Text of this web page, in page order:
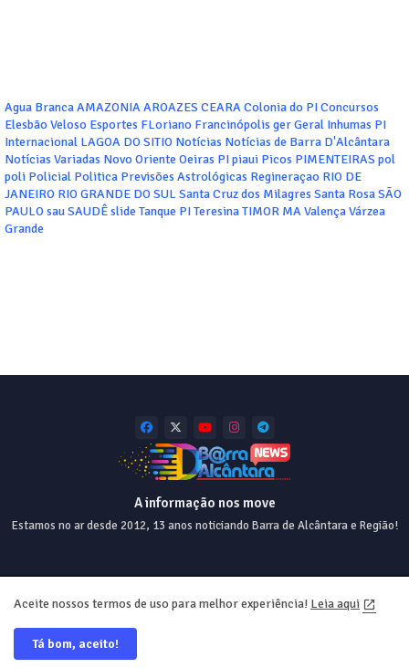
Agua BrancaAMAZONIAAROAZES CEARAColonia do PIConcursos
Elesbão Veloso Esportes FLoriano Francinópolis gerGeral Inhumas PI
Internacional LAGOA DO SITIO Notícias Notícias de Barra D'Alcântara
Notícias Variadas Novo Oriente Oeiras PIpiaui Picos PIMENTEIRAS pol
poli Policial Politica Previsões Astrológicas Regineraçao RIO DE
JANEIRO RIO GRANDE DO SUL Santa Cruz dos Milagres Santa RosaSÃO
PAULOsauSAUDÊslide Tanque PITeresinaTIMOR MAValençaVárzea
Grande
A informação nos move
Estamos no ar desde 2012, 13 anos noticiando Barra de Alcântara e Região!
Desde 2012 💯 Desing e Web ❤️ @equiperrs
Home About Contact us Privacy Policy
Aceite nossos termos de uso para melhor experiência! Leia aqui
Tá bom, aceito!